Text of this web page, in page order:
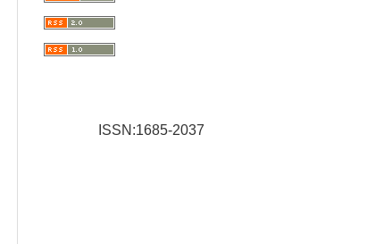
ISSN:1685-2037